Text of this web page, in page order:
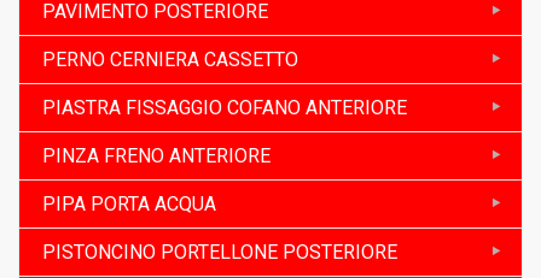
PAVIMENTO POSTERIORE
PERNO CERNIERA CASSETTO
PIASTRA FISSAGGIO COFANO ANTERIORE
PINZA FRENO ANTERIORE
PIPA PORTA ACQUA
PISTONCINO PORTELLONE POSTERIORE